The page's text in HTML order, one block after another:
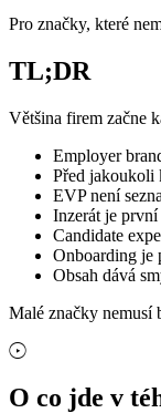
Pro značky, které
TL;DR
Většina firem začne
Employer
Před jakoukoli
EVP není
Inzerát je
Candidate
Onboarding je
Obsah dává
Malé značky nemusí
O co jde v